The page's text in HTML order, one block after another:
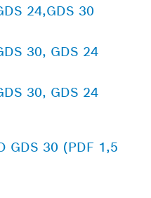
24,GDS 30
30, GDS 24
30, GDS 24
GDS 30 (PDF 1,5